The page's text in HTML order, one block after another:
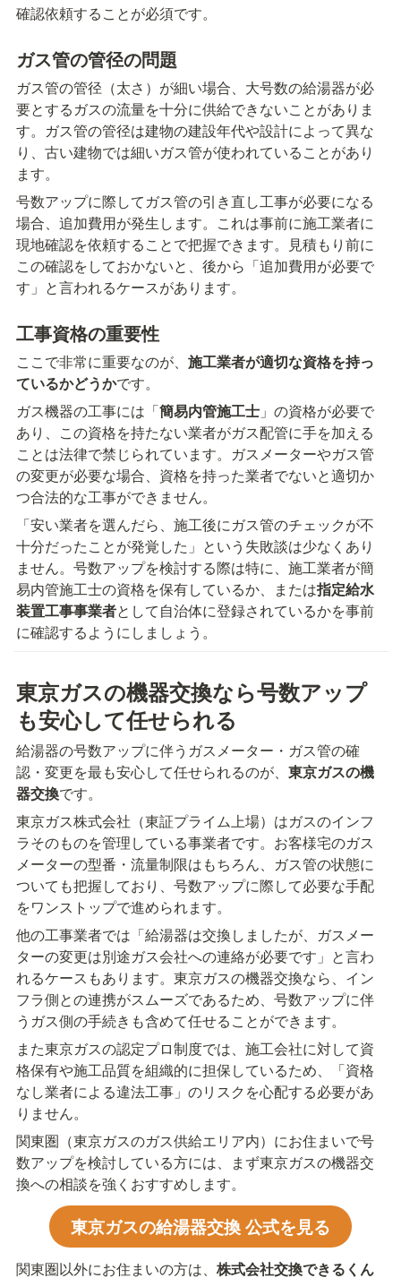
確認依頼することが必須です。
ガス管の管径の問題
ガス管の管径（太さ）が細い場合、大号数の給湯器が必
要とするガスの流量を十分に供給できないことがありま
す。ガス管の管径は建物の建設年代や設計によって異な
り、古い建物では細いガス管が使われていることがあり
ます。
号数アップに際してガス管の引き直し工事が必要になる
場合、追加費用が発生します。これは事前に施工業者に
現地確認を依頼することで把握できます。見積もり前に
この確認をしておかないと、後から「追加費用が必要で
す」と言われるケースがあります。
工事資格の重要性
ここで非常に重要なのが、 施工業者が適切な資格を持っ
ているかどうかです。
ガス機器の工事には「簡易内管施工士 」の資格が必要で
あり、この資格を持たない業者がガス配管に手を加える
ことは法律で禁じられています。ガスメーターやガス管
の変更が必要な場合、資格を持った業者でないと適切か
つ合法的な工事ができません。
「安い業者を選んだら、施工後にガス管のチェックが不
十分だったことが発覚した」という失敗談は少なくあり
ません。号数アップを検討する際は特に、施工業者が簡
易内管施工士の資格を保有しているか、または指定給水
装置工事事業者として自治体に登録されているかを事前
に確認するようにしましょう。
東京ガスの機器交換なら号数アップ
も安心して任せられる
給湯器の号数アップに伴うガスメーター・ガス管の確
認・変更を最も安心して任せられるのが、 東京ガスの機
器交換です。
東京ガス株式会社（東証プライム上場）はガスのインフ
ラそのものを管理している事業者です。お客様宅のガス
メーターの型番・流量制限はもちろん、ガス管の状態に
ついても把握しており、号数アップに際して必要な手配
をワンストップで進められます。
他の工事業者では「給湯器は交換しましたが、ガスメー
ターの変更は別途ガス会社への連絡が必要です」と言わ
れるケースもあります。東京ガスの機器交換なら、イン
フラ側との連携がスムーズであるため、号数アップに伴
うガス側の手続きも含めて任せることができます。
また東京ガスの認定プロ制度では、施工会社に対して資
格保有や施工品質を組織的に担保しているため、「資格
なし業者による違法工事」のリスクを心配する必要があ
りません。
関東圏（東京ガスのガス供給エリア内）にお住まいで号
数アップを検討している方には、まず東京ガスの機器交
換への相談を強くおすすめします。
東京ガスの給湯器交換 公式を見る
関東圏以外にお住まいの方は、 株式会社交換できるくん